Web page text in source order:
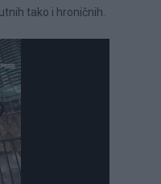
tako i hroničnih.